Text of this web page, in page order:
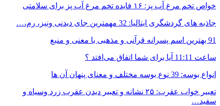
خواص تخم مرغ آب پز: ۱۶ فایده تخم مرغ آب پز برای سلامتی
جاذبه های گردشگری ایتالیا: 32 مهمترین جای دیدنی ونیز، رم،…
91 بهترین اسم پسرانه قرآنی و مذهبی با معنی و منبع
ساعت 11:11 آیا برای شما اتفاق می‌افتد ؟
انواع بوسه: 39 نوع بوسه مختلف و معنای پنهان آن ها
تعبیر خواب عقرب: ۲۵ نشانه و تعبیر دیدن عقرب زرد وسیاه و
سفید…